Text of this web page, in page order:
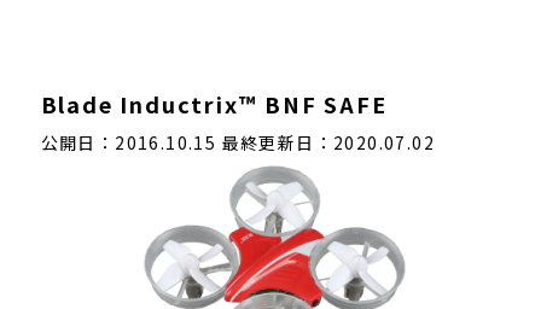
Blade Inductrix™ BNF SAFE
公開日：2016.10.15 最終更新日：2020.07.02